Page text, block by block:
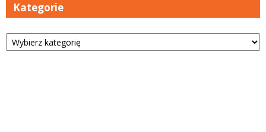
Kategorie
Kategorie